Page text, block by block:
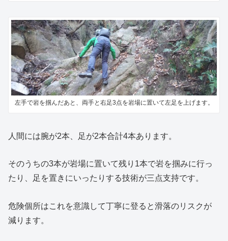
左手で岩を掴んだあと、両手と右足3点を岩場に置いて左足を上げます。
人間には腕が2本、足が2本合計4本あります。
そのうちの3本が岩場に置いて残り1本で岩を掴みに行っ
たり、足を置きにいったりする技術が三点支持です。
危険個所はこれを意識して丁寧に登ると滑落のリスクが
減ります。